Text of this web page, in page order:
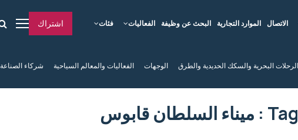
فئات الفعاليات البحث عن وظيفة الموارد التجارية الاتصال اشتراك
الرحلات البحرية والسكك الحديدية والطرق الوجهات الفعاليات والمعالم السياحية شركاء الصناعة
Tag : ميناء السلطان قابوس